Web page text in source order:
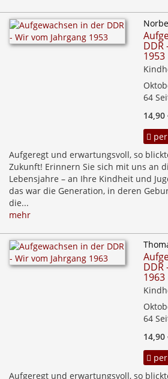
DDR
1953
64
14,90
Aufgeregt und erwartungsvoll, so
Zukunft! Erinnern Sie sich mit uns an
Lebensjahre – an Ihre Kindheit und
das war die Generation, in deren
die...
mehr
DDR
1963
64
14,90
Aufgeregt und erwartungsvoll, so